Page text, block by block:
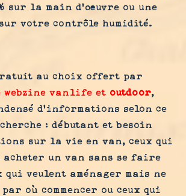
sur la main d’œuvre ou une
votre contrôle humidité.
au choix offert par
webzine vanlife etoutdoor,
d’informations selon ce
: débutant et besoin
sur la vie en van, ceux qui
acheter un van sans se faire
qui veulent aménager mais ne
où commencer ou ceux qui